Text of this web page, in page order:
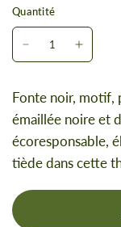
Quantité
Fonte noir, motif,
émaillée noire et
écoresponsable,
tiède dans cette